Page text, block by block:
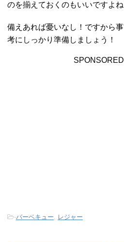
のを揃えておくのもいいですよね
備えあれば憂いなし！ですから
考にしっかり準備しましょう！
-バーベキュー, レジャー